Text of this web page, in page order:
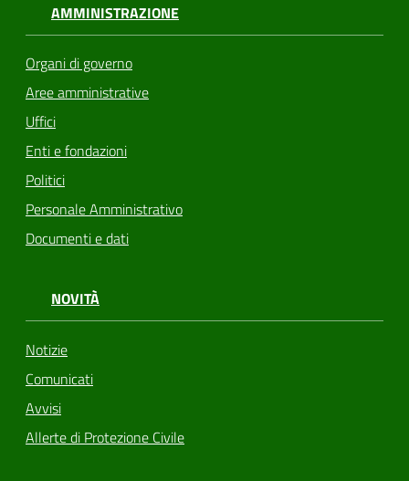
AMMINISTRAZIONE
Organi di governo
Aree amministrative
Uffici
Enti e fondazioni
Politici
Personale Amministrativo
Documenti e dati
NOVITÀ
Notizie
Comunicati
Avvisi
Allerte di Protezione Civile